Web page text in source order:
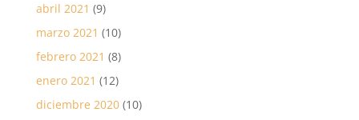
abril 2021 (9)
marzo 2021 (10)
febrero 2021 (8)
enero 2021 (12)
diciembre 2020(10)